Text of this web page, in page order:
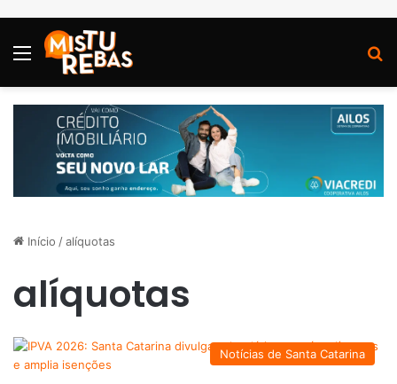
Menu
Início /alíquotas
alíquotas
Notícias de Santa Catarina